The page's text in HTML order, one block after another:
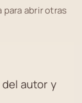
para abrir otras
autor y